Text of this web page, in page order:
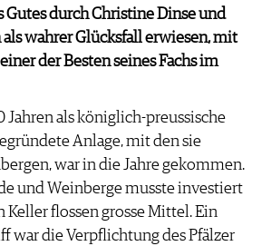
Gutes durch Christine Dinse und
als wahrer Glücksfall erwiesen, mit
der Besten seines Fachs im
Jahren als königlich-preussische
Anlage, mit den sie
war in die Jahre gekommen.
und Weinberge musste investiert
Keller flossen grosse Mittel. Ein
war die Verpflichtung des Pfälzer